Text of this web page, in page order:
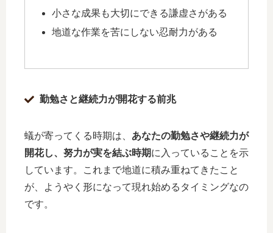
小さな成果も大切にできる謙虚さがある
地道な作業を苦にしない忍耐力がある
勤勉さと継続力が開花する前兆
蟻が寄ってくる時期は、 あなたの勤勉さや継続力が
開花し、努力が実を結ぶ時期に入っていることを示
しています。これまで地道に積み重ねてきたこと
が、ようやく形になって現れ始めるタイミングなの
です。